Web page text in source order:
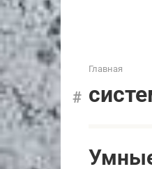
Главная